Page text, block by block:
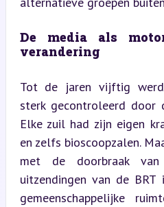
De media als
verandering
Tot de jaren vijftig werd
sterk gecontroleerd door
Elke zuil had zijn eigen
en zelfs bioscoopzalen.
met de doorbraak
uitzendingen van de
gemeenschappelijke